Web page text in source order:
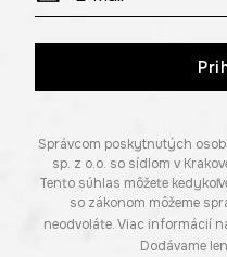
Správcom poskytnutých
sp. z o.o. so sídlom v
Tento súhlas môžete
so zákonom môžeme
neodvoláte. Viac informácií
Dodávame